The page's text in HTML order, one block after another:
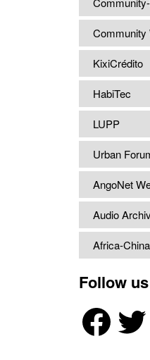
Community
KixiCrédito
HabiTec
LUPP
Urban
AngoNet
Audio
Africa-
Follow